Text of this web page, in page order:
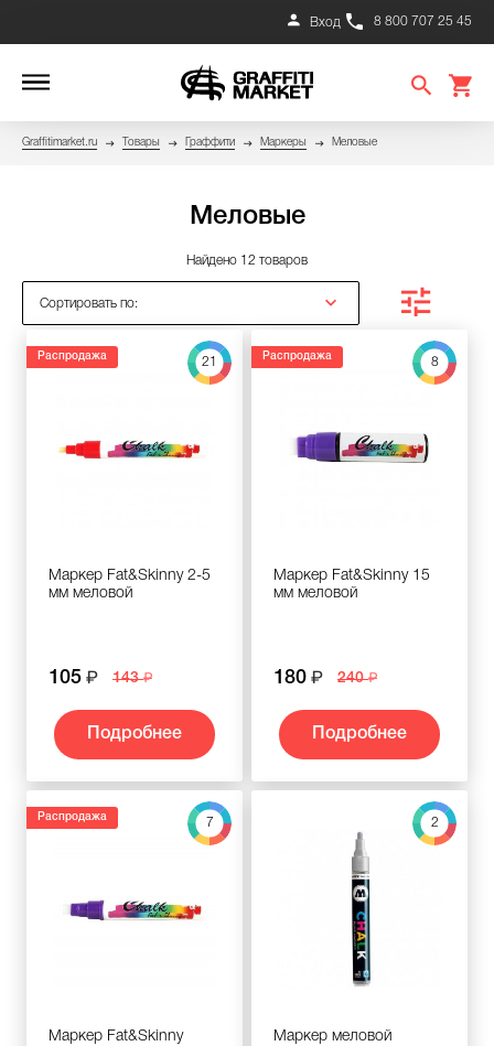
8 800 707 25 45
Вход
Graffitimarket.ru Товары Граффити Маркеры Меловые
Меловые
Найдено 12 товаров
Сортировать по:
21
Распродажа
Маркер Fat&Skinny 2-5
мм меловой
105 143
Подробнее
8
Распродажа
Маркер Fat&Skinny 15
мм меловой
180 240
Подробнее
7
Распродажа
Маркер Fat&Skinny
2
Маркер меловой